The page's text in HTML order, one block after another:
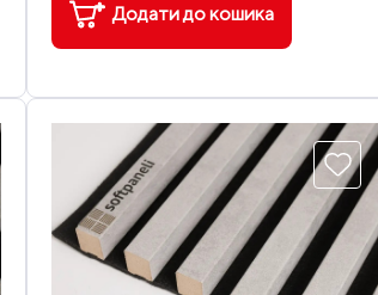
Додати до кошика